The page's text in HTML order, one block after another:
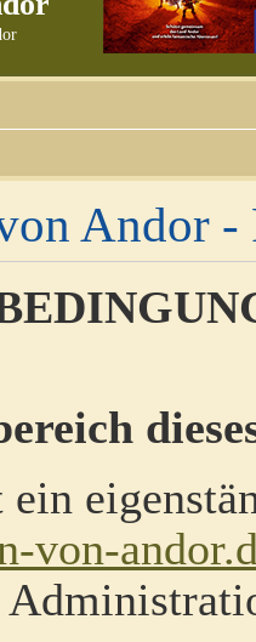
Andor -
von-